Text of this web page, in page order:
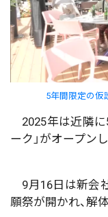
5年間限定の仮
2025年は近隣に
ーク」がオープン
9月16日は新会
願祭が開かれ、解